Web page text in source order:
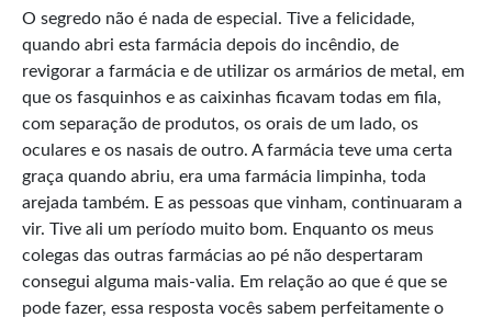
O segredo não é nada de especial. Tive a felicidade,
quando abri esta farmácia depois do incêndio, de
revigorar a farmácia e de utilizar os armários de metal, em
que os fasquinhos e as caixinhas ficavam todas em fila,
com separação de produtos, os orais de um lado, os
oculares e os nasais de outro. A farmácia teve uma certa
graça quando abriu, era uma farmácia limpinha, toda
arejada também. E as pessoas que vinham, continuaram a
vir. Tive ali um período muito bom. Enquanto os meus
colegas das outras farmácias ao pé não despertaram
consegui alguma mais-valia. Em relação ao que é que se
pode fazer, essa resposta vocês sabem perfeitamente o